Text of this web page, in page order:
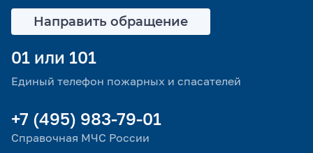
Направить обращение
01 или 101
Единый телефон пожарных и спасателей
+7 (495) 983-79-01
Справочная МЧС России